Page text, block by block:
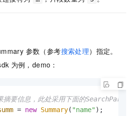
参数（参考搜索处理）指定。
为例，demo：
要信息，此处采用下面的SearchParams
= new Summary( "name" );